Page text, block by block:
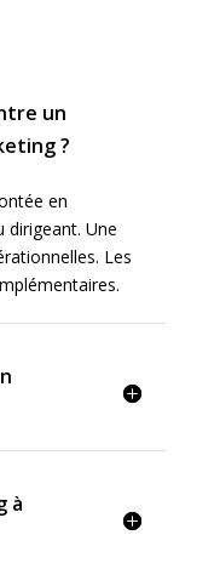
un
?
en
dirigeant. Une
Les
à